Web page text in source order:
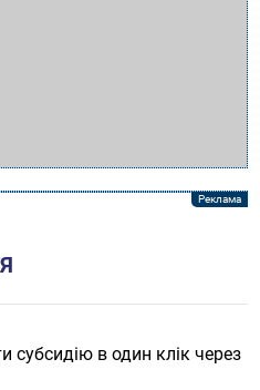
субсидію в один клік через